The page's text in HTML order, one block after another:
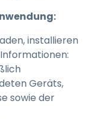
installieren
Geräts,
sowie der